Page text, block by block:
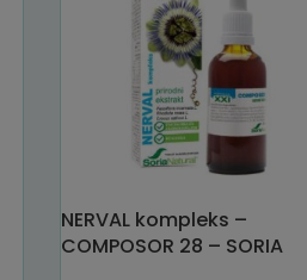
NERVAL kompleks –
COMPOSOR 28 – SORIA